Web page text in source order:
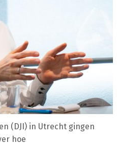
(DJI) in Utrecht gingen
hoe